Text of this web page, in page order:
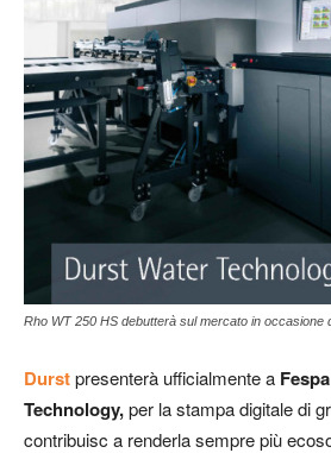
Rho WT 250 HS debutterà sul mercato in occasione
Durstpresenterà ufficialmente a
Technology,per la stampa digitale di
contribuisc a renderla sempre più